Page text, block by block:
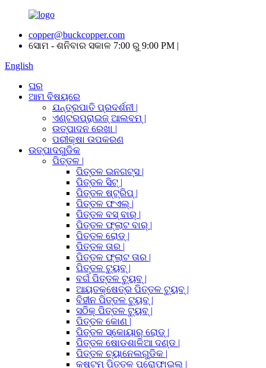
copper@buckcopper.com
ସୋମ - ଶନିବାର ସକାଳ 7:00 ରୁ 9:00 PM |
English
ଘର
ଆମ ବିଷୟରେ
ଯନ୍ତ୍ରପାତି ପ୍ରଦର୍ଶନୀ |
ଏଣ୍ଟରପ୍ରାଇଜ୍ ଆଲବମ୍ |
ଉତ୍ପାଦନ ରେଖା |
ପରୀକ୍ଷା ଉପକରଣ
ଉତ୍ପାଦଗୁଡିକ
ପିତ୍ତଳ |
ପିତ୍ତଳ ଇନଗଟ୍ସ |
ପିତ୍ତଳ ସିଟ୍ |
ପିତ୍ତଳ ଷ୍ଟ୍ରିପ୍ |
ପିତ୍ତଳ ଫଏଲ୍ |
ପିତ୍ତଳ ବସ୍ ବାର୍ |
ପିତ୍ତଳ ଫ୍ଲାଟ ବାର୍ |
ପିତ୍ତଳ ରୋଡ୍ |
ପିତ୍ତଳ ତାର |
ପିତ୍ତଳ ଫ୍ଲାଟ ତାର |
ପିତ୍ତଳ ଟ୍ୟୁବ୍ |
ବର୍ଗ ପିତ୍ତଳ ଟ୍ୟୁବ୍ |
ଆୟତକ୍ଷେତ୍ର ପିତ୍ତଳ ଟ୍ୟୁବ୍ |
ବିହୀନ ପିତ୍ତଳ ଟ୍ୟୁବ୍ |
ସଠିକ୍ ପିତ୍ତଳ ଟ୍ୟୁବ୍ |
ପିତ୍ତଳ କୋଣ |
ପିତ୍ତଳ ସ୍କୋୟାର୍ ରୋଡ୍ |
ପିତ୍ତଳ ଷୋଡଶାଳିଆ ଦଣ୍ଡ |
ପିତ୍ତଳ ଚ୍ୟାନେଲଗୁଡିକ |
କଷ୍ଟମ୍ ପିତ୍ତଳ ପ୍ରୋଫାଇଲ୍ |